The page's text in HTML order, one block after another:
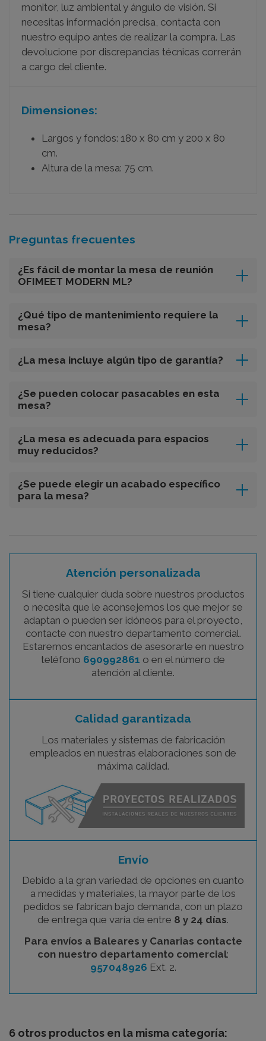
monitor, luz ambiental y ángulo de visión. Si
necesitas información precisa, contacta con
nuestro equipo antes de realizar la compra. Las
devolucione por discrepancias técnicas correrán
a cargo del cliente.
Dimensiones:
Largos y fondos: 180 x 80 cm y 200 x 80
cm.
Altura de la mesa: 75 cm.
Preguntas frecuentes
¿Es fácil de montar la mesa de reunión
OFIMEET MODERN ML?
¿Qué tipo de mantenimiento requiere la
mesa?
¿La mesa incluye algún tipo de garantía?
¿Se pueden colocar pasacables en esta
mesa?
¿La mesa es adecuada para espacios
muy reducidos?
¿Se puede elegir un acabado específico
para la mesa?
Atención personalizada
Si tiene cualquier duda sobre nuestros productos
o necesita que le aconsejemos los que mejor se
adaptan o pueden ser idóneos para el proyecto,
contacte con nuestro departamento comercial.
Estaremos encantados de asesorarle en nuestro
teléfono 690992861 o en el número de
atención al cliente.
Calidad garantizada
Los materiales y sistemas de fabricación
empleados en nuestras elaboraciones son de
máxima calidad.
Envío
Debido a la gran variedad de opciones en cuanto
a medidas y materiales, la mayor parte de los
pedidos se fabrican bajo demanda, con un plazo
de entrega que varía de entre 8 y 24 días.
Para envíos a Baleares y Canarias contacte
con nuestro departamento comercial:
957048926 Ext. 2.
6 otros productos en la misma categoría: